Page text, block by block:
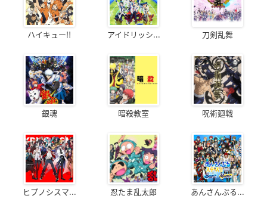
ハイキュー!! アイドリッシ... 刀剣乱舞
銀魂 暗殺教室 呪術廻戦
ヒプノシスマ... 忍たま乱太郎 あんさんぶる...